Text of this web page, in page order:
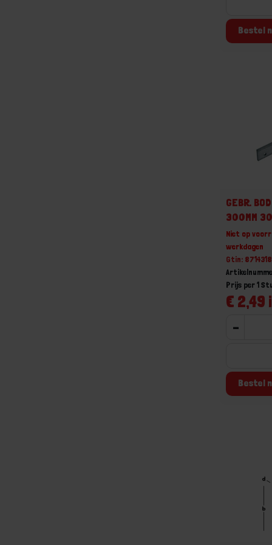
Bestel
GEBR.
300MM
Niet op
werkdagen
Gtin:
€ 2,49
Prijs per 1
-
Bestel